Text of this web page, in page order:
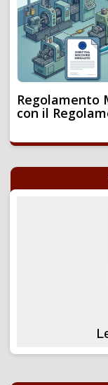
Regolamento
con il